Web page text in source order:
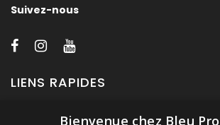
Suivez-nous
LIENS RAPIDES
Bienvenue chez Bleu